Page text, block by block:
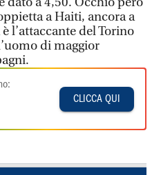
a Haiti, ancora a
l’attaccante del Torino
di maggior
CLICCA QUI